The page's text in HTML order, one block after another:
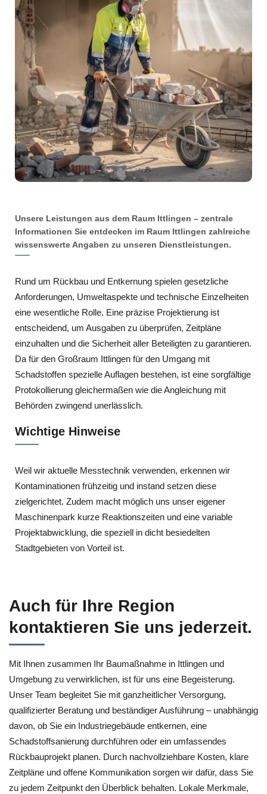
Unsere Leistungen aus dem Raum Ittlingen – zentrale
Informationen Sie entdecken im Raum Ittlingen zahlreiche
wissenswerte Angaben zu unseren Dienstleistungen.
Rund um Rückbau und Entkernung spielen gesetzliche
Anforderungen, Umweltaspekte und technische Einzelheiten
eine wesentliche Rolle. Eine präzise Projektierung ist
entscheidend, um Ausgaben zu überprüfen, Zeitpläne
einzuhalten und die Sicherheit aller Beteiligten zu garantieren.
Da für den Großraum Ittlingen für den Umgang mit
Schadstoffen spezielle Auflagen bestehen, ist eine sorgfältige
Protokollierung gleichermaßen wie die Angleichung mit
Behörden zwingend unerlässlich.
Wichtige Hinweise
Weil wir aktuelle Messtechnik verwenden, erkennen wir
Kontaminationen frühzeitig und instand setzen diese
zielgerichtet. Zudem macht möglich uns unser eigener
Maschinenpark kurze Reaktionszeiten und eine variable
Projektabwicklung, die speziell in dicht besiedelten
Stadtgebieten von Vorteil ist.
Auch für Ihre Region
kontaktieren Sie uns jederzeit.
Mit Ihnen zusammen Ihr Baumaßnahme in Ittlingen und
Umgebung zu verwirklichen, ist für uns eine Begeisterung.
Unser Team begleitet Sie mit ganzheitlicher Versorgung,
qualifizierter Beratung und beständiger Ausführung – unabhängig
davon, ob Sie ein Industriegebäude entkernen, eine
Schadstoffsanierung durchführen oder ein umfassendes
Rückbauprojekt planen. Durch nachvollziehbare Kosten, klare
Zeitpläne und offene Kommunikation sorgen wir dafür, dass Sie
zu jedem Zeitpunkt den Überblick behalten. Lokale Merkmale,